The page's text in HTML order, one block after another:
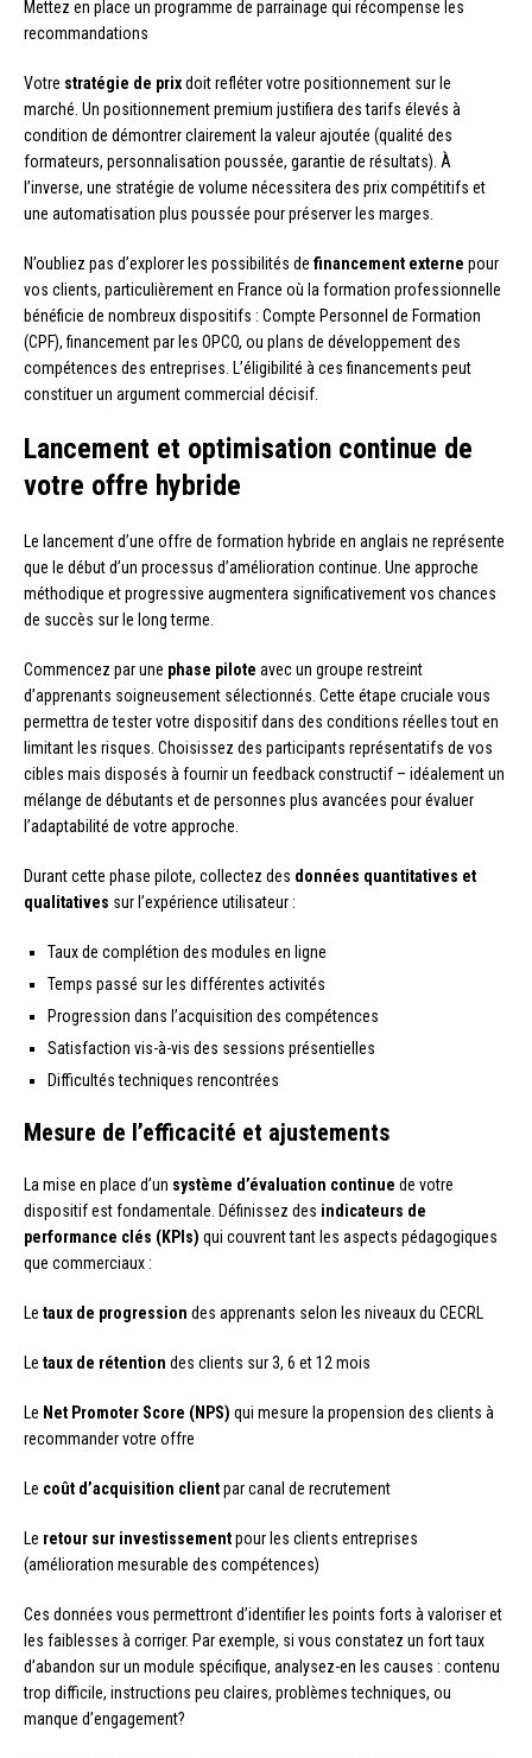
Mettez en place un programme de parrainage qui récompense les
recommandations
Votre stratégie de prixdoit refléter votre positionnement sur le
marché. Un positionnement premium justifiera des tarifs élevés à
condition de démontrer clairement la valeur ajoutée (qualité des
formateurs, personnalisation poussée, garantie de résultats). À
l’inverse, une stratégie de volume nécessitera des prix compétitifs et
une automatisation plus poussée pour préserver les marges.
N’oubliez pas d’explorer les possibilités de financement externe pour
vos clients, particulièrement en France où la formation professionnelle
bénéficie de nombreux dispositifs : Compte Personnel de Formation
(CPF), financement par les OPCO, ou plans de développement des
compétences des entreprises. L’éligibilité à ces financements peut
constituer un argument commercial décisif.
Lancement et optimisation continue de
votre offre hybride
Le lancement d’une offre de formation hybride en anglais ne représente
que le début d’un processus d’amélioration continue. Une approche
méthodique et progressive augmentera significativement vos chances
de succès sur le long terme.
Commencez par une phase pilote avec un groupe restreint
d’apprenants soigneusement sélectionnés. Cette étape cruciale vous
permettra de tester votre dispositif dans des conditions réelles tout en
limitant les risques. Choisissez des participants représentatifs de vos
cibles mais disposés à fournir un feedback constructif – idéalement un
mélange de débutants et de personnes plus avancées pour évaluer
l’adaptabilité de votre approche.
Durant cette phase pilote, collectez des données quantitatives et
qualitatives sur l’expérience utilisateur :
Taux de complétion des modules en ligne
Temps passé sur les différentes activités
Progression dans l’acquisition des compétences
Satisfaction vis-à-vis des sessions présentielles
Difficultés techniques rencontrées
Mesure de l’efficacité et ajustements
La mise en place d’un système d’évaluation continue de votre
dispositif est fondamentale. Définissez des indicateurs de
performance clés (KPIs) qui couvrent tant les aspects pédagogiques
que commerciaux :
Le taux de progression des apprenants selon les niveaux du CECRL
Le taux de rétention des clients sur 3, 6 et 12 mois
Le Net Promoter Score (NPS) qui mesure la propension des clients à
recommander votre offre
Le coût d’acquisition clientpar canal de recrutement
Le retour sur investissementpour les clients entreprises
(amélioration mesurable des compétences)
Ces données vous permettront d’identifier les points forts à valoriser et
les faiblesses à corriger. Par exemple, si vous constatez un fort taux
d’abandon sur un module spécifique, analysez-en les causes : contenu
trop difficile, instructions peu claires, problèmes techniques, ou
manque d’engagement?